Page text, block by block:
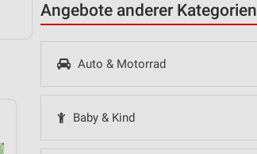
Angebote anderer Kategorien
Auto & Motorrad
Baby & Kind